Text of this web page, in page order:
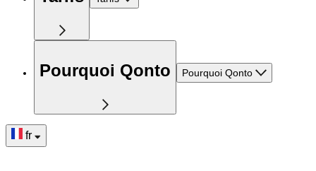
Pourquoi Qonto Pourquoi Qonto
fr